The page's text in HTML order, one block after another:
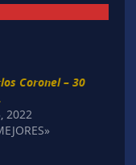
Coronel – 30
2022